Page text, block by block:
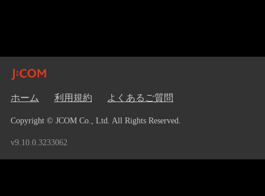
ホーム 利用規約 よくあるご質問
Copyright © JCOM Co., Ltd. All Rights Reserved.
v9.10.0.3233062